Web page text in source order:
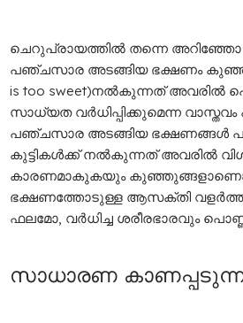
ചെറുപ്രായത്തിൽ തന്നെ
പഞ്ചസാര അടങ്ങിയ ഭക്ഷണം
is too sweet)നൽകുന്നത് അവരിൽ
സാധ്യത വർധിപ്പിക്കുമെന്ന വാസ്തവം
പഞ്ചസാര അടങ്ങിയ ഭക്ഷണങ്ങൾ
കുട്ടികൾക്ക് നൽകുന്നത് അവരിൽ
കാരണമാകുകയും
ഭക്ഷണത്തോടുള്ള ആസക്തി
ഫലമോ, വർധിച്ച ശരീരഭാരവും
സാധാരണ